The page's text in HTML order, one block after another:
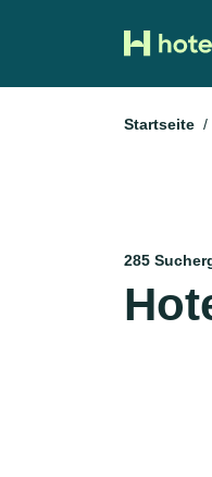
Startseite
285